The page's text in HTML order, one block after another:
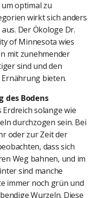
optimal zu
wirkt sich anders
Der Ökologe Dr.
of Minnesota wies
mit zunehmender
sind und den
bieten.
des Bodens
solange wie
durchzogen sein. Bei
oder zur Zeit der
dass sich
Weg bahnen, und im
sind manche
immer noch grün und
Wurzeln. Diese